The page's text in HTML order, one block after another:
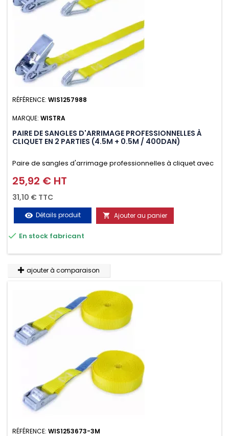
RÉFÉRENCE: WIS1257988
MARQUE: WISTRA
PAIRE DE SANGLES D'ARRIMAGE PROFESSIONNELLES À
CLIQUET EN 2 PARTIES (4.5M + 0.5M / 400DAN)
Paire de sangles d'arrimage professionnelles à cliquet avec
crochet en 2 parties (4.5M + 0.5M / 400daN), simple et rapide
d'utilisation. Permet d'arrimer et de sécuriser
vos chargements pendant le transport. Matière polyester
très résistante aux UV et aux variations de températures,
n'absorbe pas l'eau.
Prix
25,92 € HT
31,10 € TTC
visibility Détails produit  Ajouter au panier
 En stock fabricant
ajouter à comparaison
RÉFÉRENCE: WIS1253673-3M